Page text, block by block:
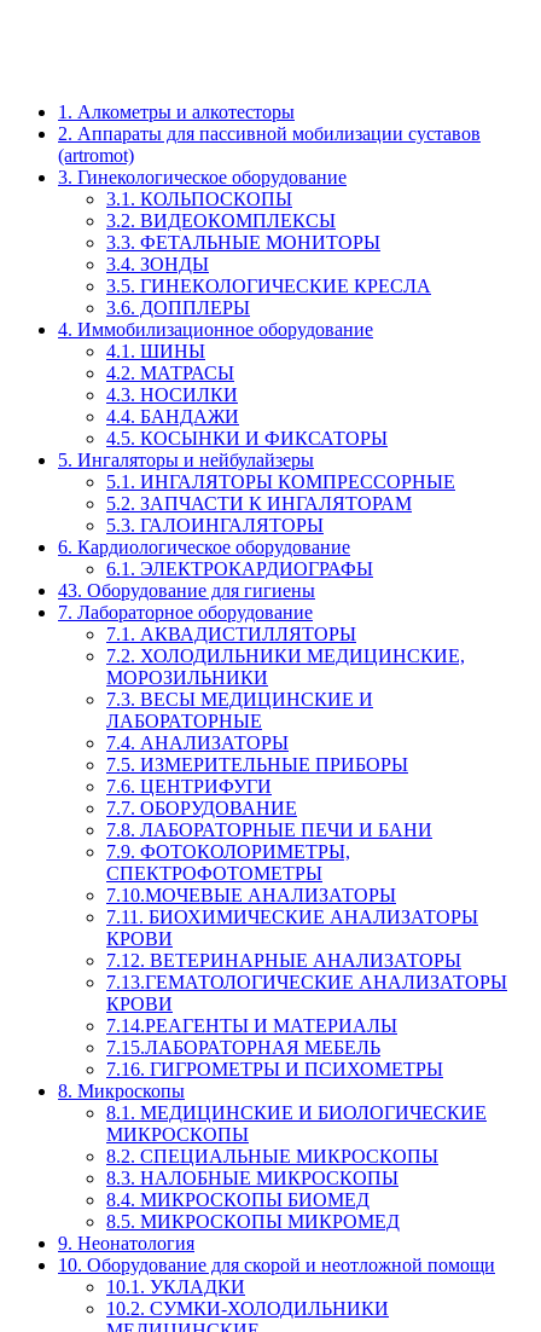
1. Алкометры и алкотесторы
2. Аппараты для пассивной мобилизации суставов
(artromot)
3. Гинекологическое оборудование
3.1. КОЛЬПОСКОПЫ
3.2. ВИДЕОКОМПЛЕКСЫ
3.3. ФЕТАЛЬНЫЕ МОНИТОРЫ
3.4. ЗОНДЫ
3.5. ГИНЕКОЛОГИЧЕСКИЕ КРЕСЛА
3.6. ДОППЛЕРЫ
4. Иммобилизационное оборудование
4.1. ШИНЫ
4.2. МАТРАСЫ
4.3. НОСИЛКИ
4.4. БАНДАЖИ
4.5. КОСЫНКИ И ФИКСАТОРЫ
5. Ингаляторы и нейбулайзеры
5.1. ИНГАЛЯТОРЫ КОМПРЕССОРНЫЕ
5.2. ЗАПЧАСТИ К ИНГАЛЯТОРАМ
5.3. ГАЛОИНГАЛЯТОРЫ
6. Кардиологическое оборудование
6.1. ЭЛЕКТРОКАРДИОГРАФЫ
43. Оборудование для гигиены
7. Лабораторное оборудование
7.1. АКВАДИСТИЛЛЯТОРЫ
7.2. ХОЛОДИЛЬНИКИ МЕДИЦИНСКИЕ,
МОРОЗИЛЬНИКИ
7.3. ВЕСЫ МЕДИЦИНСКИЕ И
ЛАБОРАТОРНЫЕ
7.4. АНАЛИЗАТОРЫ
7.5. ИЗМЕРИТЕЛЬНЫЕ ПРИБОРЫ
7.6. ЦЕНТРИФУГИ
7.7. ОБОРУДОВАНИЕ
7.8. ЛАБОРАТОРНЫЕ ПЕЧИ И БАНИ
7.9. ФОТОКОЛОРИМЕТРЫ,
СПЕКТРОФОТОМЕТРЫ
7.10.МОЧЕВЫЕ АНАЛИЗАТОРЫ
7.11. БИОХИМИЧЕСКИЕ АНАЛИЗАТОРЫ
КРОВИ
7.12. ВЕТЕРИНАРНЫЕ АНАЛИЗАТОРЫ
7.13.ГЕМАТОЛОГИЧЕСКИЕ АНАЛИЗАТОРЫ
КРОВИ
7.14.РЕАГЕНТЫ И МАТЕРИАЛЫ
7.15.ЛАБОРАТОРНАЯ МЕБЕЛЬ
7.16. ГИГРОМЕТРЫ И ПСИХОМЕТРЫ
8. Микроскопы
8.1. МЕДИЦИНСКИЕ И БИОЛОГИЧЕСКИЕ
МИКРОСКОПЫ
8.2. СПЕЦИАЛЬНЫЕ МИКРОСКОПЫ
8.3. НАЛОБНЫЕ МИКРОСКОПЫ
8.4. МИКРОСКОПЫ БИОМЕД
8.5. МИКРОСКОПЫ МИКРОМЕД
9. Неонатология
10. Оборудование для скорой и неотложной помощи
10.1. УКЛАДКИ
10.2. СУМКИ-ХОЛОДИЛЬНИКИ